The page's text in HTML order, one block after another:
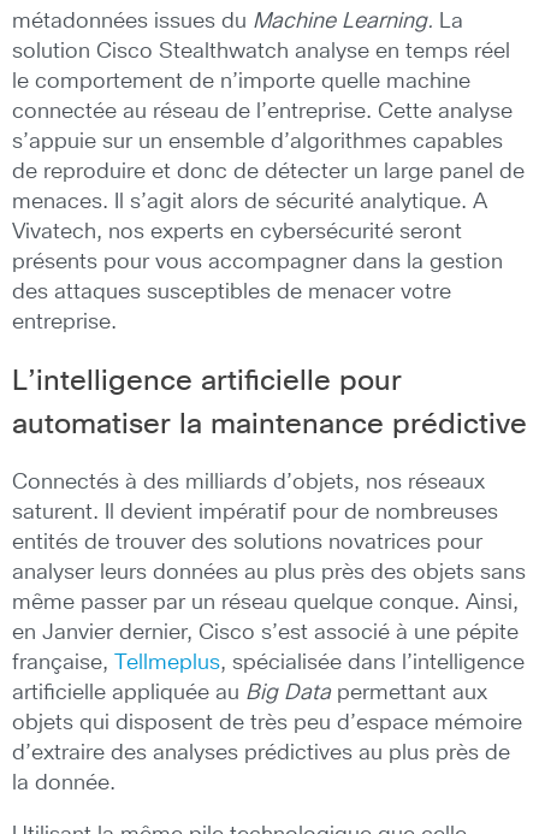
métadonnées issues du Machine Learning. La
solution Cisco Stealthwatch analyse en temps réel
le comportement de n’importe quelle machine
connectée au réseau de l’entreprise. Cette analyse
s’appuie sur un ensemble d’algorithmes capables
de reproduire et donc de détecter un large panel de
menaces. Il s’agit alors de sécurité analytique. A
Vivatech, nos experts en cybersécurité seront
présents pour vous accompagner dans la gestion
des attaques susceptibles de menacer votre
entreprise.
L’intelligence artificielle pour
automatiser la maintenance prédictive
Connectés à des milliards d’objets, nos réseaux
saturent. Il devient impératif pour de nombreuses
entités de trouver des solutions novatrices pour
analyser leurs données au plus près des objets sans
même passer par un réseau quelque conque. Ainsi,
en Janvier dernier, Cisco s’est associé à une pépite
française,
Tellmeplus, spécialisée dans l’intelligence
artificielle appliquée au Big Datapermettant aux
objets qui disposent de très peu d’espace mémoire
d’extraire des analyses prédictives au plus près de
la donnée.